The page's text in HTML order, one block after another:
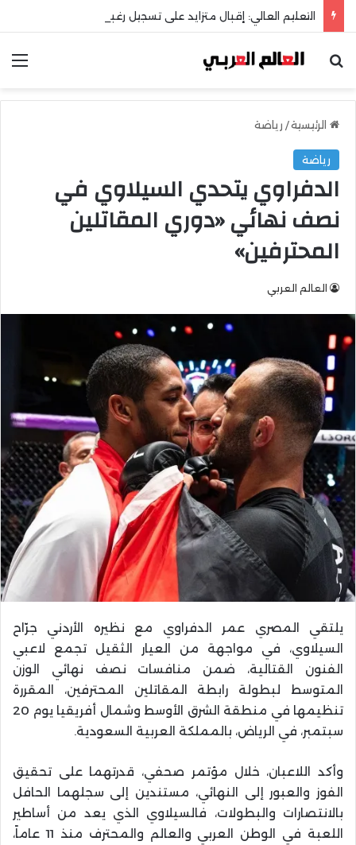
بحث عن
الرئيسية/ رياضة
رياضة
الدفراوي يتحدي السيلاوي في
نصف نهائي «دوري المقاتلين
المحترفين»
العالم العربي
يلتقي المصري عمر الدفراوي مع نظيره الأردني جرّاح
السيلاوي، في مواجهة من العيار الثقيل تجمع لاعبي
الفنون القتالية، ضمن منافسات نصف نهائي الوزن
المتوسط لبطولة رابطة المقاتلين المحترفين، المقررة
تنظيمها في منطقة الشرق الأوسط وشمال أفريقيا يوم 20
سبتمبر، في الرياض، بالمملكة العربية السعودية.
وأكد اللاعبان، خلال مؤتمر صحفي، قدرتهما على تحقيق
الفوز والعبور إلى النهائي، مستندين إلى سجلهما الحافل
بالانتصارات والبطولات، فالسيلاوي الذي يعد من أساطير
اللعبة في الوطن العربي والعالم والمحترف منذ 11 عاماً،